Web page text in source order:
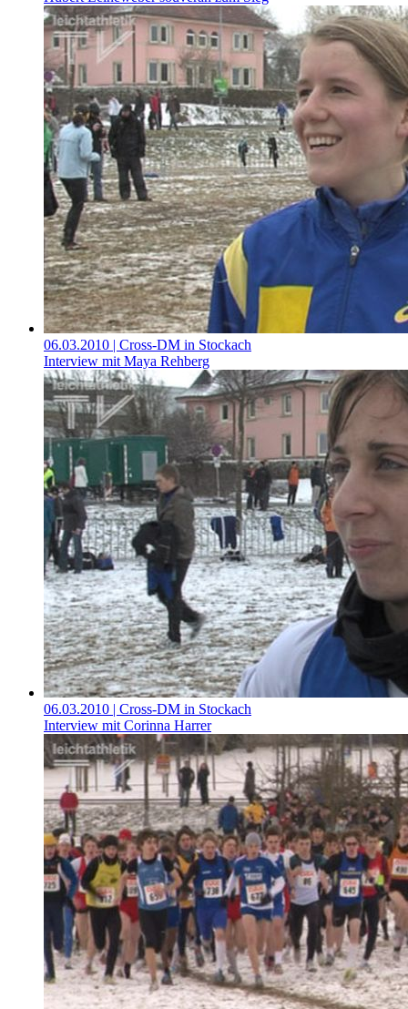
06.03.2010 | Cross-DM in Stockach
Interview mit Maya Rehberg
06.03.2010 | Cross-DM in Stockach
Interview mit Corinna Harrer